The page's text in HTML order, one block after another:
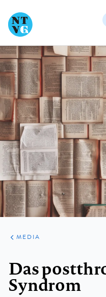
ARTIKELEN
VARIA
MEDIA
Das
Syndrom